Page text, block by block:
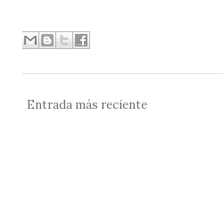
Entrada más reciente